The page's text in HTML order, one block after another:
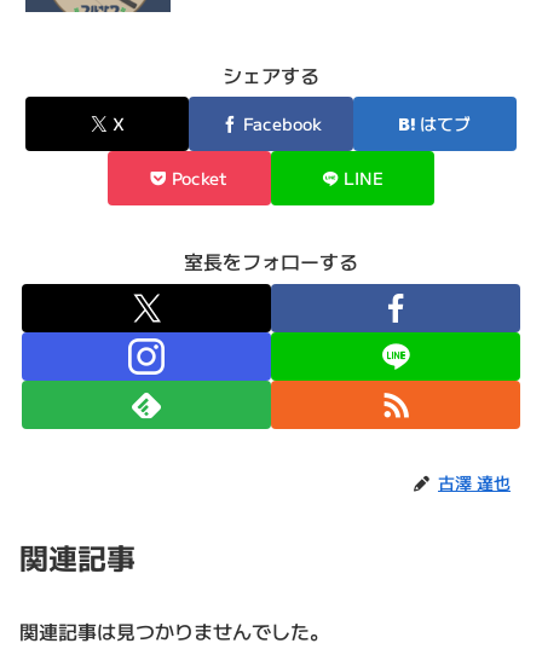
シェアする
X Facebook はてブ
Pocket LINE
室長をフォローする
古澤 達也
関連記事
関連記事は見つかりませんでした。